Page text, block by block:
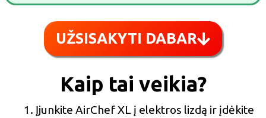
UŽSISAKYTI DABAR
Kaip tai veikia?
Įjunkite AirChef XL į elektros lizdą ir įdėkite